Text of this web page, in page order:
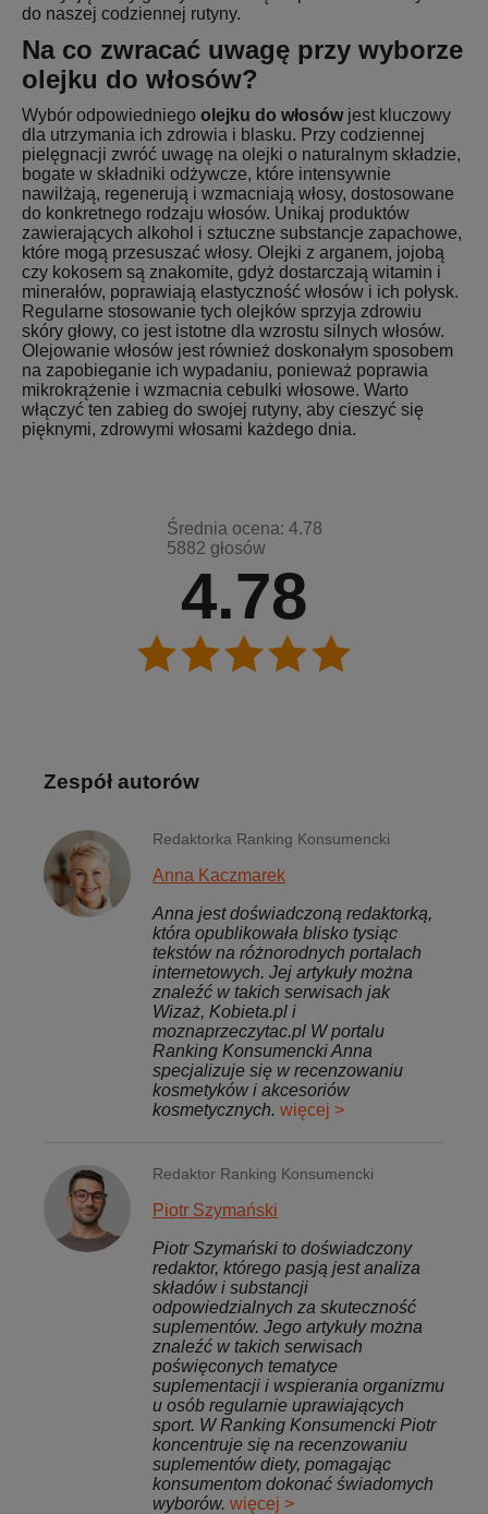
do naszej codziennej rutyny.
Na co zwracać uwagę przy wyborze
olejku do włosów?
Wybór odpowiedniego olejku do włosówjest kluczowy
dla utrzymania ich zdrowia i blasku. Przy codziennej
pielęgnacji zwróć uwagę na olejki o naturalnym składzie,
bogate w składniki odżywcze, które intensywnie
nawilżają, regenerują i wzmacniają włosy, dostosowane
do konkretnego rodzaju włosów. Unikaj produktów
zawierających alkohol i sztuczne substancje zapachowe,
które mogą przesuszać włosy. Olejki z arganem, jojobą
czy kokosem są znakomite, gdyż dostarczają witamin i
minerałów, poprawiają elastyczność włosów i ich połysk.
Regularne stosowanie tych olejków sprzyja zdrowiu
skóry głowy, co jest istotne dla wzrostu silnych włosów.
Olejowanie włosów jest również doskonałym sposobem
na zapobieganie ich wypadaniu, ponieważ poprawia
mikrokrążenie i wzmacnia cebulki włosowe. Warto
włączyć ten zabieg do swojej rutyny, aby cieszyć się
pięknymi, zdrowymi włosami każdego dnia.
4.78
Średnia ocena: 4.78
5882 głosów
Zespół autorów
Redaktorka Ranking Konsumencki
Anna Kaczmarek
Anna jest doświadczoną redaktorką,
która opublikowała blisko tysiąc
tekstów na różnorodnych portalach
internetowych. Jej artykuły można
znaleźć w takich serwisach jak
Wizaż, Kobieta.pl i
moznaprzeczytac.pl W portalu
Ranking Konsumencki Anna
specjalizuje się w recenzowaniu
kosmetyków i akcesoriów
kosmetycznych. więcej >
Redaktor Ranking Konsumencki
Piotr Szymański
Piotr Szymański to doświadczony
redaktor, którego pasją jest analiza
składów i substancji
odpowiedzialnych za skuteczność
suplementów. Jego artykuły można
znaleźć w takich serwisach
poświęconych tematyce
suplementacji i wspierania organizmu
u osób regularnie uprawiających
sport. W Ranking Konsumencki Piotr
koncentruje się na recenzowaniu
suplementów diety, pomagając
konsumentom dokonać świadomych
wyborów. więcej >